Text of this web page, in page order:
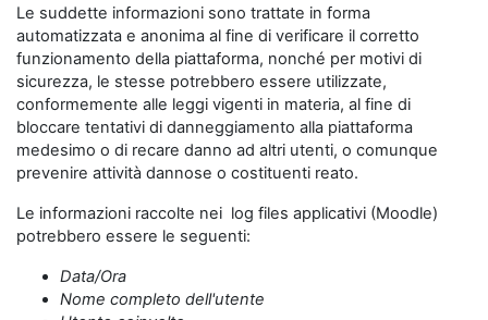
Le suddette informazioni sono trattate in forma
automatizzata e anonima al fine di verificare il corretto
funzionamento della piattaforma, nonché per motivi di
sicurezza, le stesse potrebbero essere utilizzate,
conformemente alle leggi vigenti in materia, al fine di
bloccare tentativi di danneggiamento alla piattaforma
medesimo o di recare danno ad altri utenti, o comunque
prevenire attività dannose o costituenti reato.
Le informazioni raccolte nei log files applicativi (Moodle)
potrebbero essere le seguenti:
Data/Ora
Nome completo dell'utente